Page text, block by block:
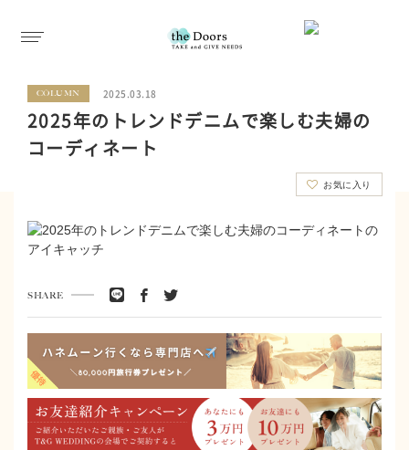
COLUMN 2025.03.18
2025年のトレンドデニムで楽しむ夫婦の
コーディネート
お気に入り
SHARE